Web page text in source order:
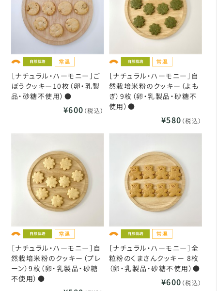
［ナチュラル・ハーモニー］ご
ぼうクッキー10枚（卵・乳製
品・砂糖不使用）●
¥600 （税込）
［ナチュラル・ハーモニー］自
然栽培米粉のクッキー（よも
ぎ）9枚（卵・乳製品・砂糖不
使用）●
¥580 （税込）
［ナチュラル・ハーモニー］自
然栽培米粉のクッキー（プレ
ーン）9枚（卵・乳製品・砂糖
不使用）●
［ナチュラル・ハーモニー］全
粒粉のくまさんクッキー 8枚
（卵・乳製品・砂糖不使用）●
¥600 （税込）